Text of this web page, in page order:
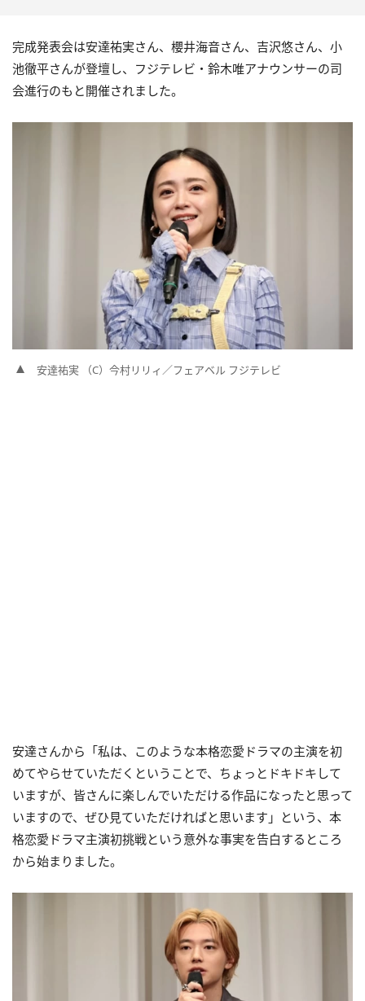
完成発表会は安達祐実さん、櫻井海音さん、吉沢悠さん、小
池徹平さんが登壇し、フジテレビ・鈴木唯アナウンサーの司
会進行のもと開催されました。
安達祐実 （C）今村リリィ／フェアベル フジテレビ
安達さんから「私は、このような本格恋愛ドラマの主演を初
めてやらせていただくということで、ちょっとドキドキして
いますが、皆さんに楽しんでいただける作品になったと思って
いますので、ぜひ見ていただければと思います」という、本
格恋愛ドラマ主演初挑戦という意外な事実を告白するところ
から始まりました。